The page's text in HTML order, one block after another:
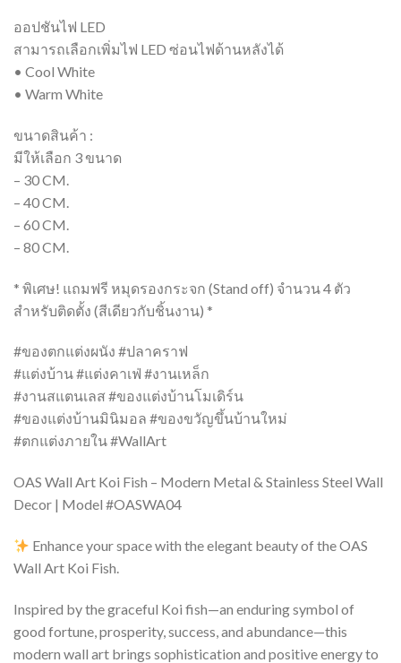
ออปชันไฟ LED
สามารถเลือกเพิ่มไฟ LED ซ่อนไฟด้านหลังได้
• Cool White
• Warm White
ขนาดสินค้า :
มีให้เลือก 3 ขนาด
– 30 CM.
– 40 CM.
– 60 CM.
– 80 CM.
* พิเศษ! แถมฟรี หมุดรองกระจก (Stand off) จำนวน 4 ตัว
สำหรับติดตั้ง (สีเดียวกับชิ้นงาน) *
#ของตกแต่งผนัง #ปลาคราฟ
#แต่งบ้าน #แต่งคาเฟ่ #งานเหล็ก
#งานสแตนเลส #ของแต่งบ้านโมเดิร์น
#ของแต่งบ้านมินิมอล #ของขวัญขึ้นบ้านใหม่
#ตกแต่งภายใน #WallArt
OAS Wall Art Koi Fish – Modern Metal & Stainless Steel Wall
Decor | Model #OASWA04
Enhance your space with the elegant beauty of the OAS
Wall Art Koi Fish.
Inspired by the graceful Koi fish—an enduring symbol of
good fortune, prosperity, success, and abundance—this
modern wall art brings sophistication and positive energy to